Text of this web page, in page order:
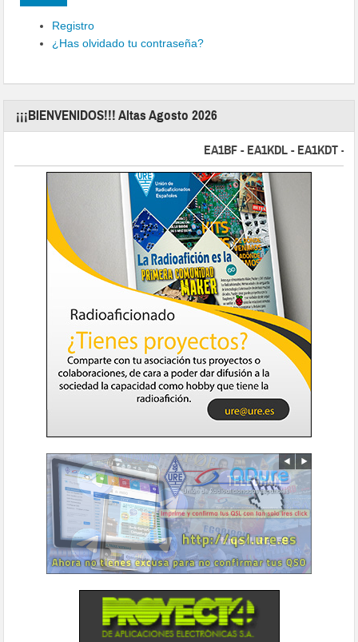
Registro
¿Has olvidado tu contraseña?
¡¡¡BIENVENIDOS!!! Altas Agosto 2026
EA1BF - EA1KDL - EA1KDT -